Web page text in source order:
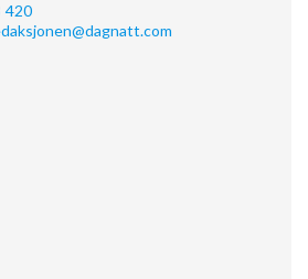
420